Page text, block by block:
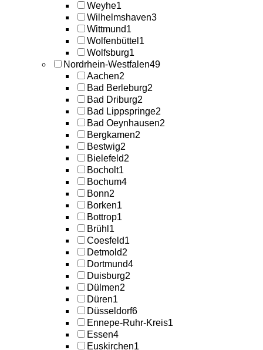
Weyhe1
Wilhelmshaven3
Wittmund1
Wolfenbüttel 1
Wolfsburg1
Nordrhein-Westfalen49
Aachen2
Bad Berleburg2
Bad Driburg2
Bad Lippspringe2
Bad Oeynhausen2
Bergkamen2
Bestwig2
Bielefeld2
Bocholt1
Bochum4
Bonn2
Borken1
Bottrop1
Brühl 1
Coesfeld1
Detmold2
Dortmund4
Duisburg2
Dülmen2
Düren1
Düsseldorf6
Ennepe-Ruhr-Kreis1
Essen4
Euskirchen1